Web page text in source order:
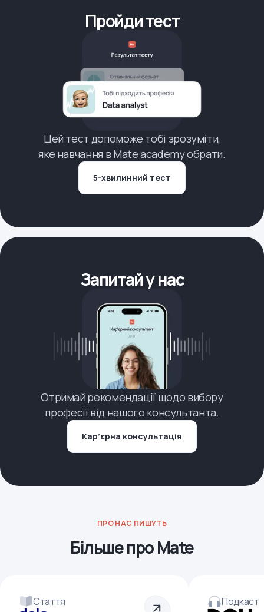
Пройди тест
Цей тест допоможе тобі зрозуміти,
яке навчання в Mate academy обрати.
5-хвилинний тест
Запитай у нас
Отримай рекомендації щодо вибору
професії від нашого консультанта.
Кар’єрна консультація
ПРО НАС ПИШУТЬ
Більше про Mate
Стаття Подкаст